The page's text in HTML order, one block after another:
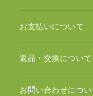
お支払いについて
返品・交換について
お問い合わせについ